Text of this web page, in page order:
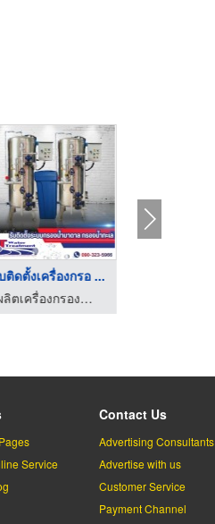
ติดตั้งเครื่องกรอ ...
ผู้ผลิตเครื่องกรองน้ำบาดาล
Service
Contact Us
Advertising Consultants
Advertise with us
Customer Service
Payment Channel